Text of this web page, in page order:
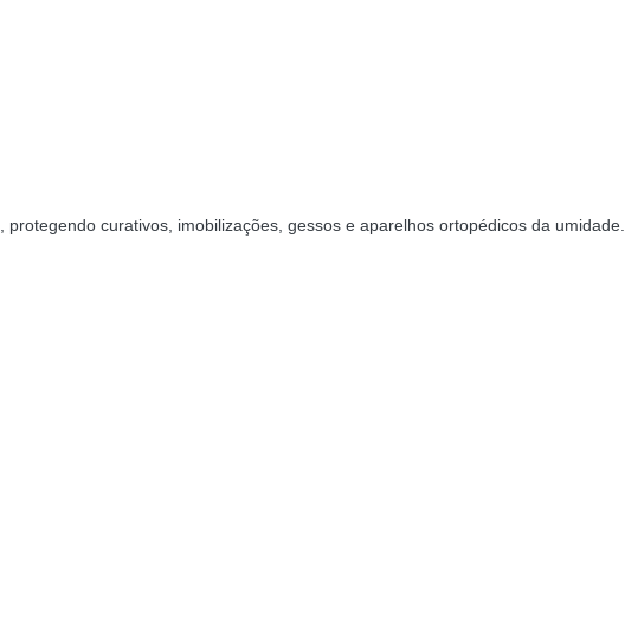
curativos, imobilizações, gessos e aparelhos ortopédicos da umidade.